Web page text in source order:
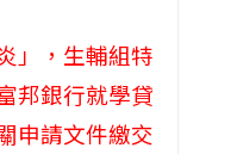
」，生輔組特
邦銀行就學貸
申請文件繳交